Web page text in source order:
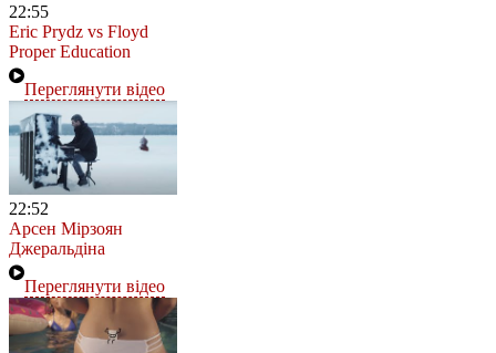
22:55
Eric Prydz vs Floyd
Proper Education
Переглянути відео
22:52
Арсен Мірзоян
Джеральдіна
Переглянути відео